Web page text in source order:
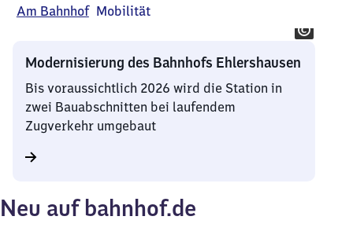
Am Bahnhof Mobilität
Modernisierung des Bahnhofs Ehlershausen
Bis voraussichtlich 2026 wird die Station in
zwei Bauabschnitten bei laufendem
Zugverkehr umgebaut
Neu auf bahnhof.de